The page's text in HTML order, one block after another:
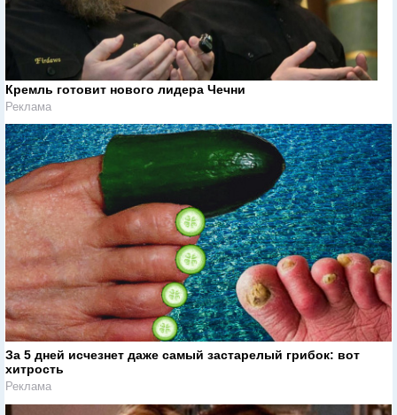
Кремль готовит нового лидера Чечни
Реклама
За 5 дней исчезнет даже самый застарелый грибок: вот
хитрость
Реклама